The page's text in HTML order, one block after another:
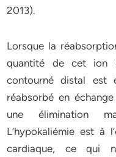
2013).
Lorsque la
quantité de cet ion
contourné distal est
réabsorbé en
une élimination
L’hypokaliémie est à
cardiaque, ce qui